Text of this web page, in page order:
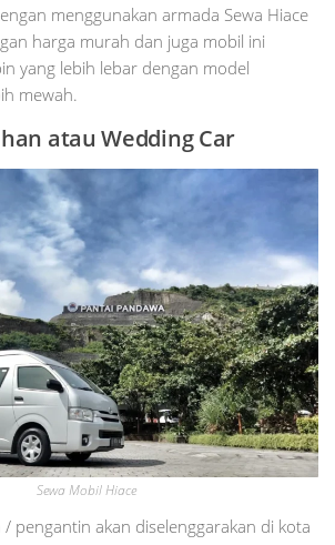
menggunakan armada Sewa Hiace
harga murah dan juga mobil ini
yang lebih lebar dengan model
mewah.
atau Wedding Car
Sewa Mobil Hiace
pengantin akan diselenggarakan di kota